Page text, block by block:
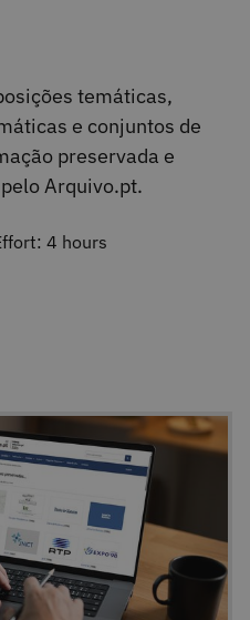
temáticas,
e conjuntos de
preservada e
Arquivo.pt.
4 hours